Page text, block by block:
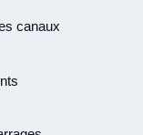
canaux